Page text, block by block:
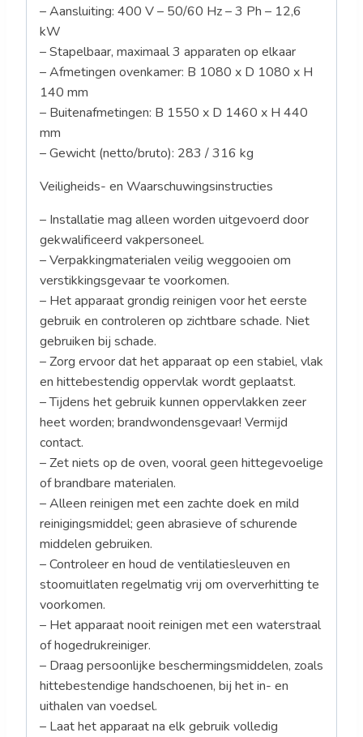
– Aansluiting: 400 V – 50/60 Hz – 3 Ph – 12,6
kW
– Stapelbaar, maximaal 3 apparaten op elkaar
– Afmetingen ovenkamer: B 1080 x D 1080 x H
140 mm
– Buitenafmetingen: B 1550 x D 1460 x H 440
mm
– Gewicht (netto/bruto): 283 / 316 kg
Veiligheids- en Waarschuwingsinstructies
– Installatie mag alleen worden uitgevoerd door
gekwalificeerd vakpersoneel.
– Verpakkingmaterialen veilig weggooien om
verstikkingsgevaar te voorkomen.
– Het apparaat grondig reinigen voor het eerste
gebruik en controleren op zichtbare schade. Niet
gebruiken bij schade.
– Zorg ervoor dat het apparaat op een stabiel, vlak
en hittebestendig oppervlak wordt geplaatst.
– Tijdens het gebruik kunnen oppervlakken zeer
heet worden; brandwondensgevaar! Vermijd
contact.
– Zet niets op de oven, vooral geen hittegevoelige
of brandbare materialen.
– Alleen reinigen met een zachte doek en mild
reinigingsmiddel; geen abrasieve of schurende
middelen gebruiken.
– Controleer en houd de ventilatiesleuven en
stoomuitlaten regelmatig vrij om oververhitting te
voorkomen.
– Het apparaat nooit reinigen met een waterstraal
of hogedrukreiniger.
– Draag persoonlijke beschermingsmiddelen, zoals
hittebestendige handschoenen, bij het in- en
uithalen van voedsel.
– Laat het apparaat na elk gebruik volledig